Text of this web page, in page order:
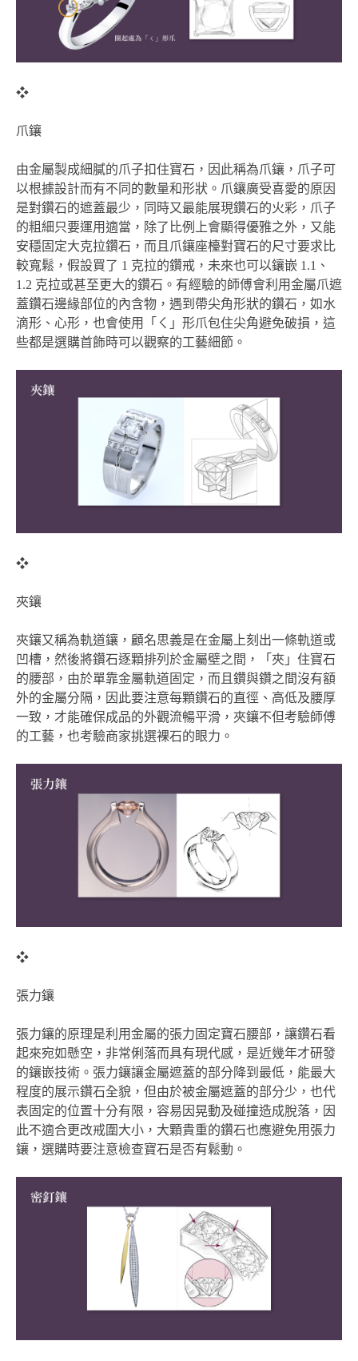
❖
爪鑲
由金屬製成細膩的爪子扣住寶石，因此稱為爪鑲，爪子可
以根據設計而有不同的數量和形狀。爪鑲廣受喜愛的原因
是對鑽石的遮蓋最少，同時又最能展現鑽石的火彩，爪子
的粗細只要運用適當，除了比例上會顯得優雅之外，又能
安穩固定大克拉鑽石，而且爪鑲座檯對寶石的尺寸要求比
較寬鬆，假設買了 1 克拉的鑽戒，未來也可以鑲嵌 1.1、
1.2 克拉或甚至更大的鑽石。有經驗的師傅會利用金屬爪遮
蓋鑽石邊緣部位的內含物，遇到帶尖角形狀的鑽石，如水
滴形、心形，也會使用「ㄑ」形爪包住尖角避免破損，這
些都是選購首飾時可以觀察的工藝細節。
❖
夾鑲
夾鑲又稱為軌道鑲，顧名思義是在金屬上刻出一條軌道或
凹槽，然後將鑽石逐顆排列於金屬壁之間，「夾」住寶石
的腰部，由於單靠金屬軌道固定，而且鑽與鑽之間沒有額
外的金屬分隔，因此要注意每顆鑽石的直徑、高低及腰厚
一致，才能確保成品的外觀流暢平滑，夾鑲不但考驗師傅
的工藝，也考驗商家挑選裸石的眼力。
❖
張力鑲
張力鑲的原理是利用金屬的張力固定寶石腰部，讓鑽石看
起來宛如懸空，非常俐落而具有現代感，是近幾年才研發
的鑲嵌技術。張力鑲讓金屬遮蓋的部分降到最低，能最大
程度的展示鑽石全貌，但由於被金屬遮蓋的部分少，也代
表固定的位置十分有限，容易因晃動及碰撞造成脫落，因
此不適合更改戒圍大小，大顆貴重的鑽石也應避免用張力
鑲，選購時要注意檢查寶石是否有鬆動。